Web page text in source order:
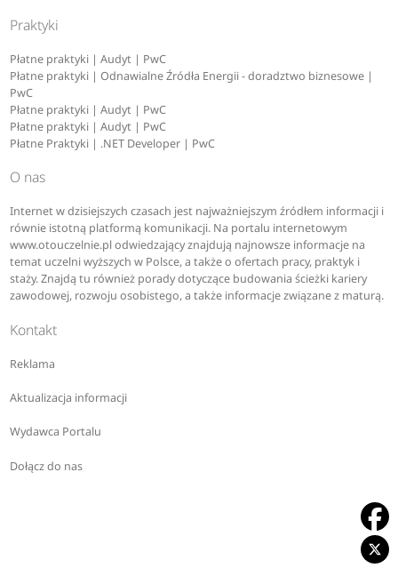
Praktyki
Płatne praktyki | Audyt | PwC
Płatne praktyki | Odnawialne Źródła Energii - doradztwo biznesowe |
PwC
Płatne praktyki | Audyt | PwC
Płatne praktyki | Audyt | PwC
Płatne Praktyki | .NET Developer | PwC
O nas
Internet w dzisiejszych czasach jest najważniejszym źródłem informacji i
równie istotną platformą komunikacji. Na portalu internetowym
www.otouczelnie.pl odwiedzający znajdują najnowsze informacje na
temat uczelni wyższych w Polsce, a także o ofertach pracy, praktyk i
staży. Znajdą tu również porady dotyczące budowania ścieżki kariery
zawodowej, rozwoju osobistego, a także informacje związane z maturą.
Kontakt
Reklama
Aktualizacja informacji
Wydawca Portalu
Dołącz do nas